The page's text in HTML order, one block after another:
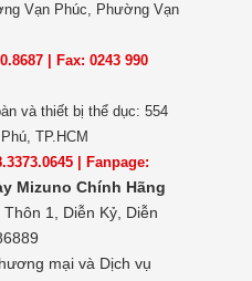
Vạn Phúc, Phường Vạn
| Fax: 0243 990
và thiết bị thể dục: 554
TP.HCM
| Fanpage:
Mizuno Chính Hãng
1, Diễn Kỷ, Diễn
mại và Dịch vụ